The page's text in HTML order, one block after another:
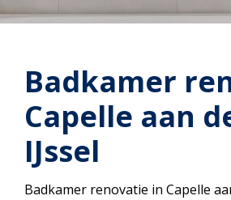
Badkamer
Capelle aan
IJssel
Badkamer renovatie in Capelle